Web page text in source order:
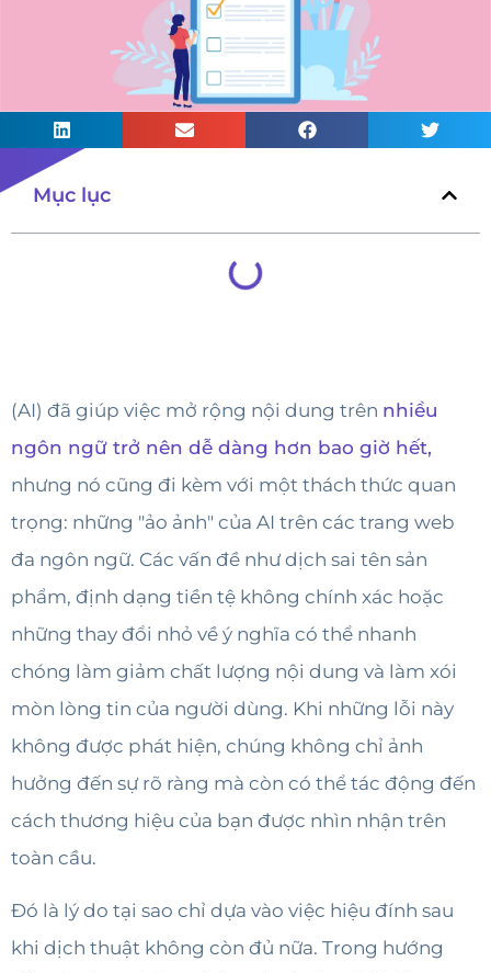
Mục lục
(AI) đã giúp việc mở rộng nội dung trên nhiều
ngôn ngữ trở nên dễ dàng hơn bao giờ hết,
nhưng nó cũng đi kèm với một thách thức quan
trọng: những "ảo ảnh" của AI trên các trang web
đa ngôn ngữ. Các vấn đề như dịch sai tên sản
phẩm, định dạng tiền tệ không chính xác hoặc
những thay đổi nhỏ về ý nghĩa có thể nhanh
chóng làm giảm chất lượng nội dung và làm xói
mòn lòng tin của người dùng. Khi những lỗi này
không được phát hiện, chúng không chỉ ảnh
hưởng đến sự rõ ràng mà còn có thể tác động đến
cách thương hiệu của bạn được nhìn nhận trên
toàn cầu.
Đó là lý do tại sao chỉ dựa vào việc hiệu đính sau
khi dịch thuật không còn đủ nữa. Trong hướng